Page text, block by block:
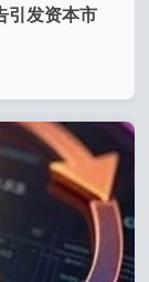
引发资本市